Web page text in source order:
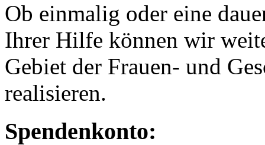
Ob einmalig oder eine
Ihrer Hilfe können wir
Gebiet der Frauen- und
realisieren.
Spendenkonto: